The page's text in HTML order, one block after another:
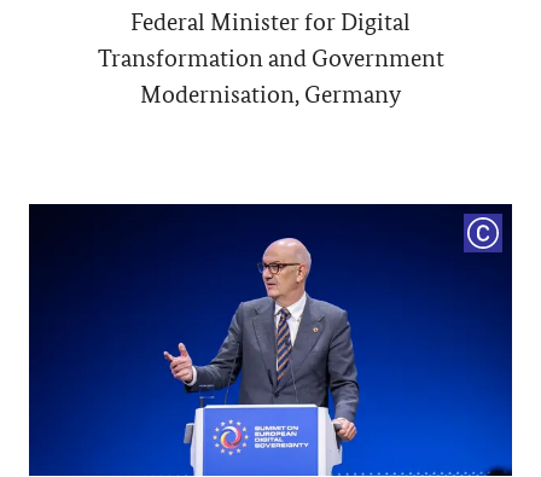
Federal Minister for Digital
Transformation and Government
Modernisation, Germany